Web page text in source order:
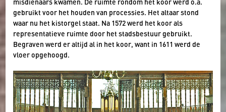
misdienaars kwamen. De ruimte rondom het koor werd o.a.
gebruikt voor het houden van processies. Het altaar stond
waar nu het kistorgel staat. Na 1572 werd het koor als
representatieve ruimte door het stadsbestuur gebruikt.
Begraven werd er altijd al in het koor, want in 1611 werd de
vloer opgehoogd.